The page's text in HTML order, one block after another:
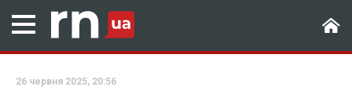
26 червня 2025, 20:56